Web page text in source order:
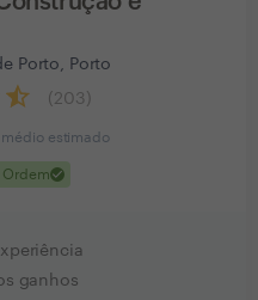
Porto, Porto
203
estimado
Ordemcheck
ganhos